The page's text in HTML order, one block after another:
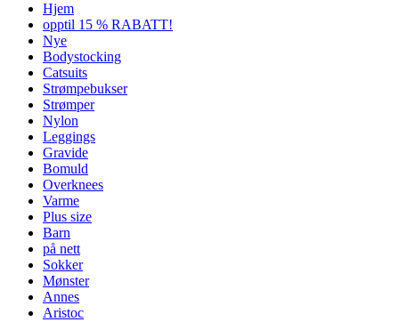
Hjem
opptil 15 % RABATT!
Nye
Bodystocking
Catsuits
Strømpebukser
Strømper
Nylon
Leggings
Gravide
Bomuld
Overknees
Varme
Plus size
Barn
på nett
Sokker
Mønster
Annes
Aristoc